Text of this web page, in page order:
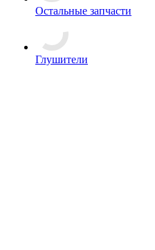
Остальные запчасти
Глушители